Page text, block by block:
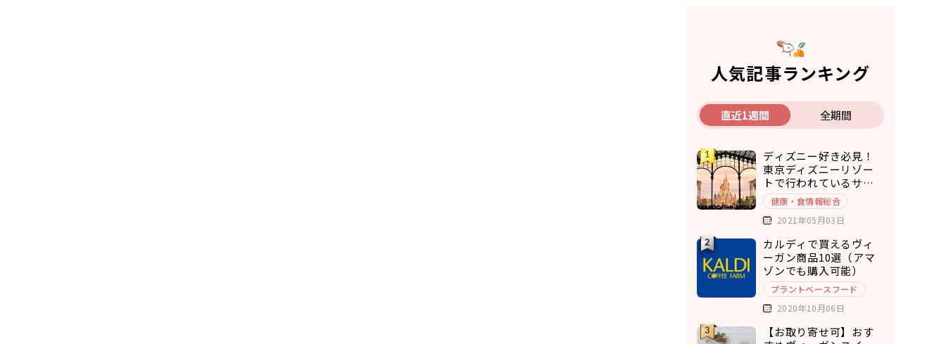
人気記事ランキング
直近1週間 全期間
ディズニー好き必見！
東京ディズニーリゾー
トで行われているサス
テナブルな取り組み5選
健康・食情報総合
2021年05月03日
カルディで買えるヴィ
ーガン商品10選（アマ
ゾンでも購入可能）
プラントベースフード
2020年10月06日
【お取り寄せ可】おす